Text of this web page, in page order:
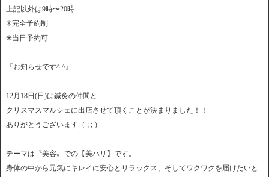
上記以外は9時〜20時
✳︎完全予約制
✳︎当日予約可
『お知らせです^ ^』
12月18日(日)は鍼灸の仲間と
クリスマスマルシェに出店させて頂くことが決まりました！！
ありがとうございます（ ; ; ）
テーマは〝美容〟での【美ハリ】です。
身体の中から元気にキレイに安心とリラックス、そしてワクワクを届けたいと